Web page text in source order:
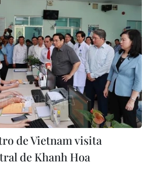
de Vietnam visita
de Khanh Hoa